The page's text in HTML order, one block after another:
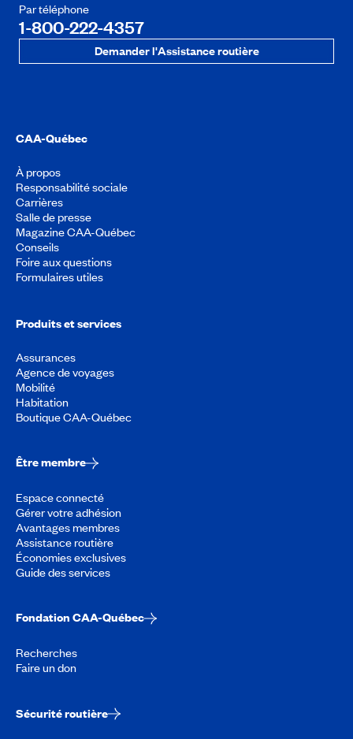
Par téléphone
1-800-222-4357
Demander l'Assistance routière
CAA-Québec
À propos
Responsabilité sociale
Carrières
Salle de presse
Magazine CAA-Québec
Conseils
Foire aux questions
Formulaires utiles
Produits et services
Assurances
Agence de voyages
Mobilité
Habitation
Boutique CAA-Québec
Être membre
Espace connecté
Gérer votre adhésion
Avantages membres
Assistance routière
Économies exclusives
Guide des services
Fondation CAA-Québec
Recherches
Faire un don
Sécurité routière